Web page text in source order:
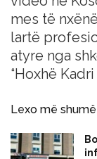
mes të
lartë
atyre nga
“Hoxhë Kadri
Lexo më shumë